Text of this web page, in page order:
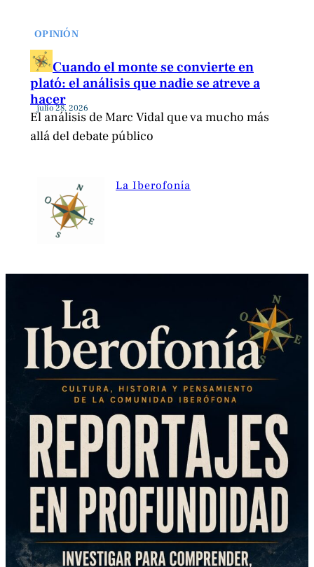
OPINIÓN
Cuando el monte se convierte en
plató: el análisis que nadie se atreve a
hacer
julio 28, 2026
El análisis de Marc Vidal que va mucho más
allá del debate público
La Iberofonía